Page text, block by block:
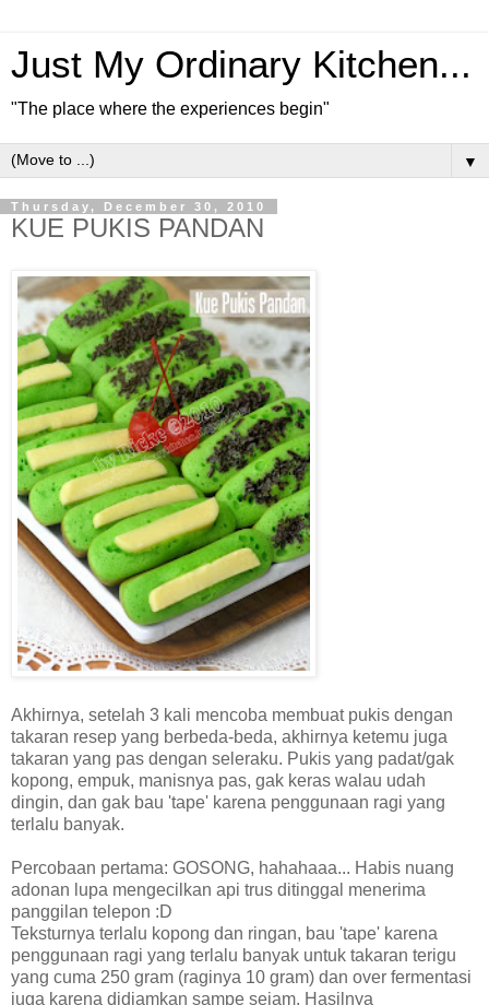
Just My Ordinary Kitchen...
"The place where the experiences begin"
▼
Thursday, December 30, 2010
KUE PUKIS PANDAN
Akhirnya, setelah 3 kali mencoba membuat pukis dengan
takaran resep yang berbeda-beda, akhirnya ketemu juga
takaran yang pas dengan seleraku. Pukis yang padat/gak
kopong, empuk, manisnya pas, gak keras walau udah
dingin, dan gak bau 'tape' karena penggunaan ragi yang
terlalu banyak.
Percobaan pertama: GOSONG, hahahaaa... Habis nuang
adonan lupa mengecilkan api trus ditinggal menerima
panggilan telepon :D
Teksturnya terlalu kopong dan ringan, bau 'tape' karena
penggunaan ragi yang terlalu banyak untuk takaran terigu
yang cuma 250 gram (raginya 10 gram) dan over fermentasi
juga karena didiamkan sampe sejam. Hasilnya